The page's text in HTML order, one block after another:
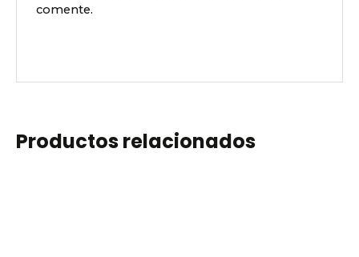
comente.
Productos relacionados